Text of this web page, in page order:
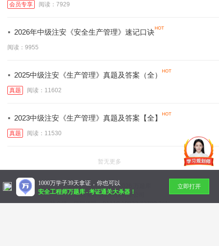
会员专享 阅读：7929
· 2026年中级注安《安全生产管理》速记口诀
阅读：9955
· 2025中级注安《生产管理》真题及答案（全）
真题 阅读：11602
· 2023中级注安《生产管理》真题及答案【全】
真题 阅读：11530
暂无更多
Copyright © 2014-2026 万题库
北京美好明天科技有限公司
社会统一信用代码：91110 10832 72789 36N
1000万学子39天拿证，你也可以
安全工程师万题库-考证通关大杀器！
立即打开